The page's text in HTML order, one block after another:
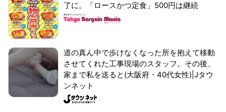
了に。「ロースかつ定食」500円は継続
道の真ん中で歩けなくなった所を抱えて移動
させてくれた工事現場のスタッフ。その後、
家まで私を送ると(大阪府・40代女性)|Jタウ
ンネット